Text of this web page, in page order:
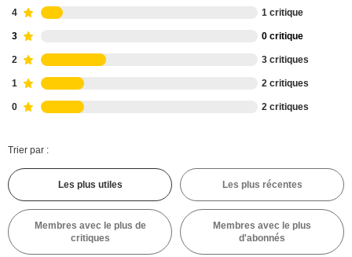
4 1 critique
3 0 critique
2 3 critiques
1 2 critiques
0 2 critiques
Trier par :
Les plus utiles Les plus récentes
Membres avec le plus de
critiques
Membres avec le plus
d'abonnés